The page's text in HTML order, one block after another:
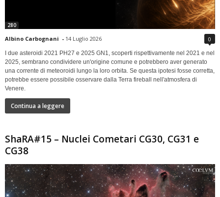
280
Albino Carbognani - 14 Luglio 2026 0
I due asteroidi 2021 PH27 e 2025 GN1, scoperti rispettivamente nel 2021 e nel
2025, sembrano condividere un'origine comune e potrebbero aver generato
una corrente di meteoroidi lungo la loro orbita. Se questa ipotesi fosse corretta,
potrebbe essere possibile osservare dalla Terra fireball nell'atmosfera di
Venere.
Continua a leggere
ShaRA#15 – Nuclei Cometari CG30, CG31 e
CG38